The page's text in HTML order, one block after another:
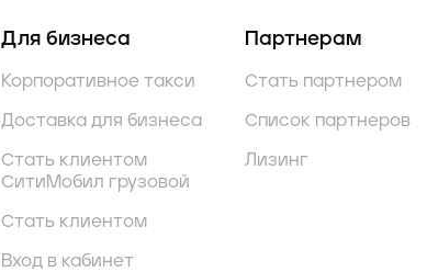
Для бизнеса
Корпоративное такси
Доставка для бизнеса
Стать клиентом
СитиМобил грузовой
Стать клиентом
Вход в кабинет
Партнерам
Стать партнером
Список партнеров
Лизинг